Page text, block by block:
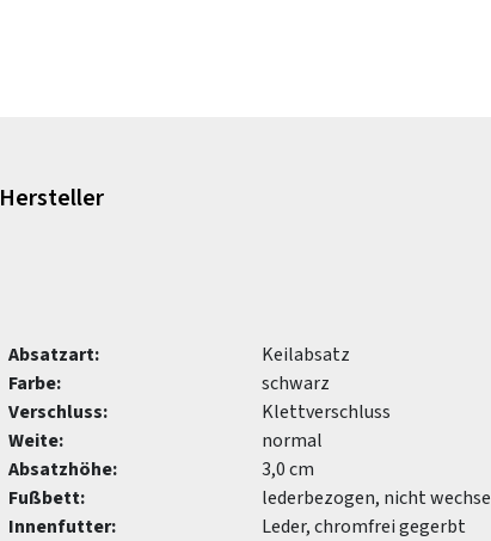
Hersteller
Absatzart:
Keilabsatz
Farbe:
schwarz
Verschluss:
Klettverschluss
Weite:
normal
Absatzhöhe:
3,0 cm
Fußbett:
lederbezogen, nicht
Innenfutter:
Leder, chromfrei gegerbt